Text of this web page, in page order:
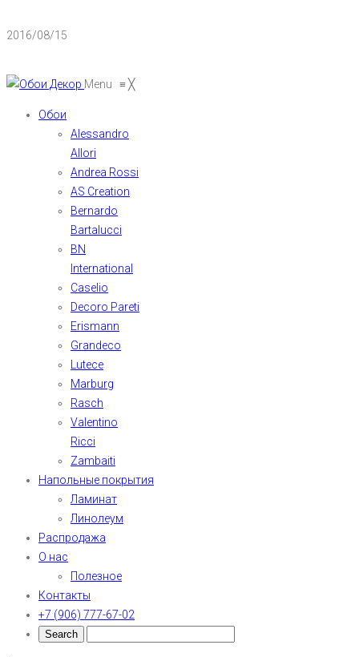
2016/08/15
Menu ≡╳
Обои
Alessandro
Allori
Andrea Rossi
AS Creation
Bernardo
Bartalucci
BN
International
Caselio
Decoro Pareti
Erismann
Grandeco
Lutece
Marburg
Rasch
Valentino
Ricci
Zambaiti
Напольные покрытия
Ламинат
Линолеум
Распродажа
О нас
Полезное
Контакты
+7 (906) 777-67-02